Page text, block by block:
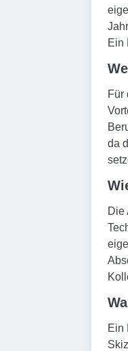
Ein
Für
da
Die
Ein